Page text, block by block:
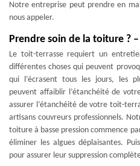
Notre entreprise peut prendre en
nous appeler.
Prendre soin de la toiture ?
Le toit-terrasse requiert un
différentes choses qui peuvent
qui l’écrasent tous les jours, les
peuvent affaiblir l’étanchéité de
assurer l’étanchéité de votre toit-
artisans couvreurs professionnels.
toiture à basse pression commence
éliminer les algues déplaisantes.
pour assurer leur suppression